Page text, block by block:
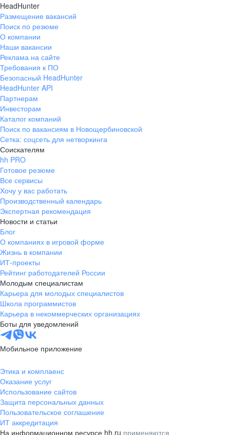
HeadHunter
Размещение вакансий
Поиск по резюме
О компании
Наши вакансии
Реклама на сайте
Требования к ПО
Безопасный HeadHunter
HeadHunter API
Партнерам
Инвесторам
Каталог компаний
Поиск по вакансиям в Новощербиновской
Сетка: соцсеть для нетворкинга
Соискателям
hh PRO
Готовое резюме
Все сервисы
Хочу у вас работать
Производственный календарь
Экспертная рекомендация
Новости и статьи
Блог
О компаниях в игровой форме
Жизнь в компании
ИТ-проекты
Рейтинг работодателей России
Молодым специалистам
Карьера для молодых специалистов
Школа программистов
Карьера в некоммерческих организациях
Боты для уведомлений
Мобильное приложение
Этика и комплаенс
Оказание услуг
Использование сайтов
Защита персональных данных
Пользовательское соглашение
ИТ аккредитация
На информационном ресурсе hh.ru применяются